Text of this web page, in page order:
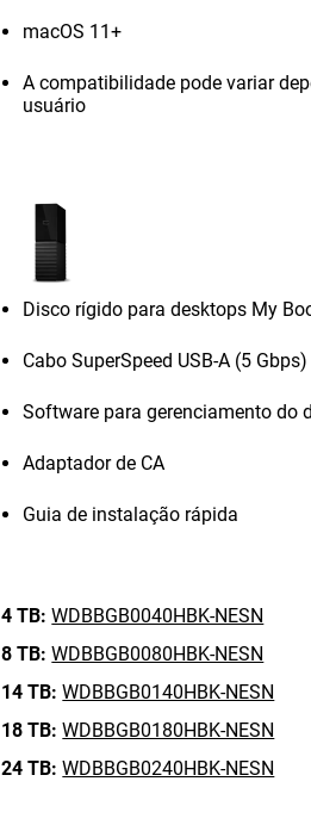
macOS 11+
A compatibilidade pode variar
usuário
Disco rígido para desktops My
Cabo SuperSpeed USB-A (5 Gbps)
Software para gerenciamento do
Adaptador de CA
Guia de instalação rápida
4 TB: WDBBGB0040HBK-NESN
8 TB: WDBBGB0080HBK-NESN
14 TB: WDBBGB0140HBK-NESN
18 TB: WDBBGB0180HBK-NESN
24 TB: WDBBGB0240HBK-NESN